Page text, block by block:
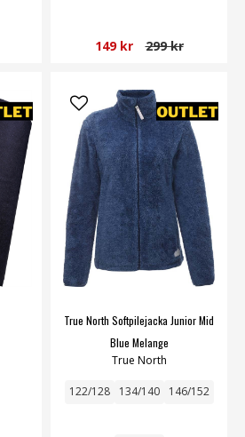
149 kr 299 kr
True North Softpilejacka Junior Mid
Blue Melange
True North
122/128 134/140 146/152